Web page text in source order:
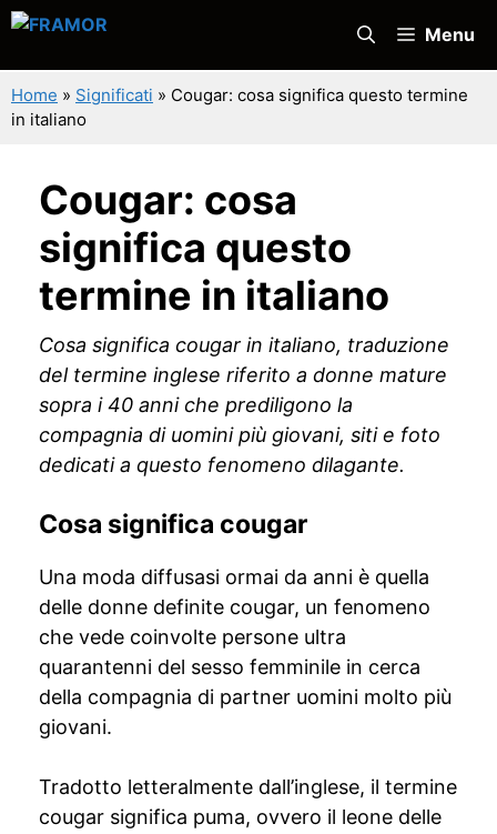
Vai
contenuto
Menu
Home » Significati » Cougar: cosa significa questo termine
in italiano
Cougar: cosa
significa questo
termine in italiano
Cosa significa cougar in italiano, traduzione
del termine inglese riferito a donne mature
sopra i 40 anni che prediligono la
compagnia di uomini più giovani, siti e foto
dedicati a questo fenomeno dilagante.
Cosa significa cougar
Una moda diffusasi ormai da anni è quella
delle donne definite cougar, un fenomeno
che vede coinvolte persone ultra
quarantenni del sesso femminile in cerca
della compagnia di partner uomini molto più
giovani.
Tradotto letteralmente dall’inglese, il termine
cougar significa puma, ovvero il leone delle